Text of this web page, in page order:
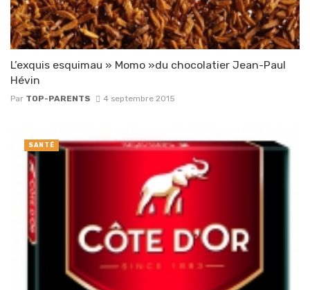
L’exquis esquimau » Momo »du chocolatier Jean-Paul
Hévin
Par TOP-PARENTS 4 septembre 2015
SANTÉ